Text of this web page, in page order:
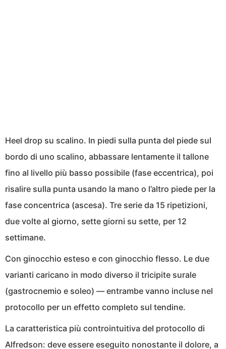
Heel drop su scalino. In piedi sulla punta del piede sul
bordo di uno scalino, abbassare lentamente il tallone
fino al livello più basso possibile (fase eccentrica), poi
risalire sulla punta usando la mano o l’altro piede per la
fase concentrica (ascesa). Tre serie da 15 ripetizioni,
due volte al giorno, sette giorni su sette, per 12
settimane.
Con ginocchio esteso e con ginocchio flesso. Le due
varianti caricano in modo diverso il tricipite surale
(gastrocnemio e soleo) — entrambe vanno incluse nel
protocollo per un effetto completo sul tendine.
La caratteristica più controintuitiva del protocollo di
Alfredson: deve essere eseguito nonostante il dolore, a